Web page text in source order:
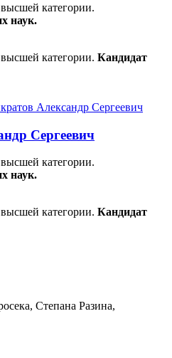
категории.
наук.
категории. Кандидат
Сергеевич
категории.
наук.
категории. Кандидат
Степана Разина,